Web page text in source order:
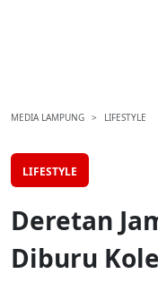
MEDIA LAMPUNG LIFESTYLE
LIFESTYLE
Deretan
Diburu